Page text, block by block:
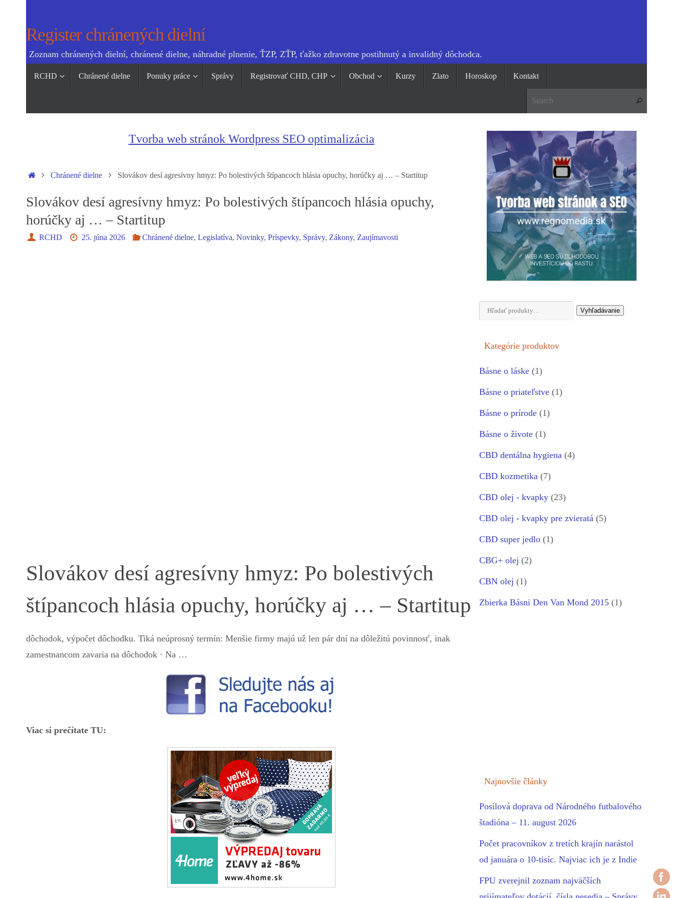
Register chránených dielní
Zoznam chránených dielní, chránené dielne, náhradné plnenie, ŤZP, ZŤP, ťažko zdravotne postihnutý a invalidný dôchodca.
RCHD Chránené dielne Ponuky práce Správy Registrovať CHD, CHP Obchod Kurzy Zlato Horoskop Kontakt
Search
Tvorba web stránok Wordpress SEO optimalizácia
HomeChránené dielne Slovákov desí agresívny hmyz: Po bolestivých štípancoch hlásia opuchy, horúčky aj … – Startitup
Slovákov desí agresívny hmyz: Po bolestivých štípancoch hlásia opuchy,
horúčky aj … – Startitup
RCHD 25. júna 2026 Chránené dielne,Legislatíva,Novinky,Príspevky, Správy,Zákony,Zaujímavosti
Slovákov desí agresívny hmyz: Po bolestivých
štípancoch hlásia opuchy, horúčky aj … – Startitup
dôchodok, výpočet dôchodku. Tiká neúprosný termín: Menšie firmy majú už len pár dní na dôležitú povinnosť, inak
zamestnancom zavaria na dôchodok · Na …
Viac si prečítate TU:
Hľadať: Vyhľadávanie
Kategórie produktov
Básne o láske (1)
Básne o priateľstve (1)
Básne o prírode (1)
Básne o živote (1)
CBD dentálna hygiena (4)
CBD kozmetika (7)
CBD olej - kvapky (23)
CBD olej - kvapky pre zvieratá (5)
CBD super jedlo (1)
CBG+ olej (2)
CBN olej (1)
Zbierka Básni Den Van Mond 2015 (1)
Najnovšie články
Posilová doprava od Národného futbalového
štadióna – 11. august 2026
Počet pracovníkov z tretích krajín narástol
od januára o 10-tisíc. Najviac ich je z Indie
FPU zverejnil zoznam najväčších